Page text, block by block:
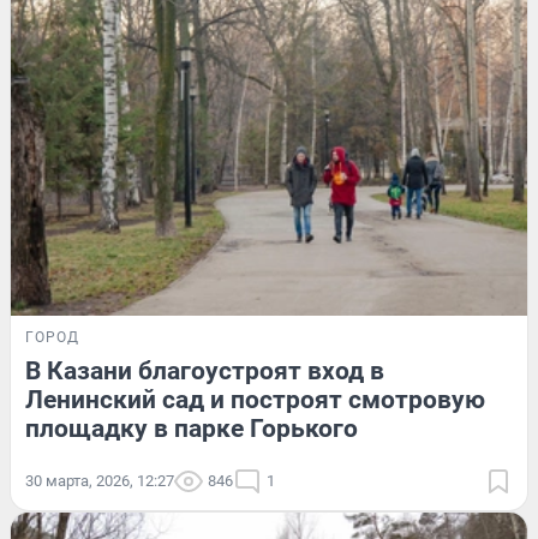
ГОРОД
В Казани благоустроят вход в
Ленинский сад и построят смотровую
площадку в парке Горького
30 марта, 2026, 12:27 846 1